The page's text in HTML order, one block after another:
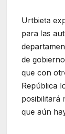
Urtbieta
para las
de
que con
República
posibilitará
que aún